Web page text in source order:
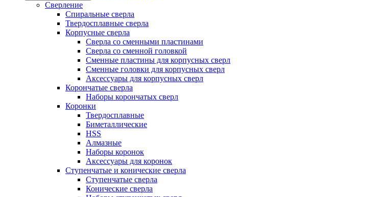
Сверление
Спиральные сверла
Твердосплавные сверла
Корпусные сверла
Сверла со сменными пластинами
Сверла со сменной головкой
Сменные пластины для корпусных сверл
Сменные головки для корпусных сверл
Аксессуары для корпусных сверл
Корончатые сверла
Наборы корончатых сверл
Коронки
Твердосплавные
Биметаллические
HSS
Алмазные
Наборы коронок
Аксессуары для коронок
Ступенчатые и конические сверла
Ступенчатые сверла
Конические сверла